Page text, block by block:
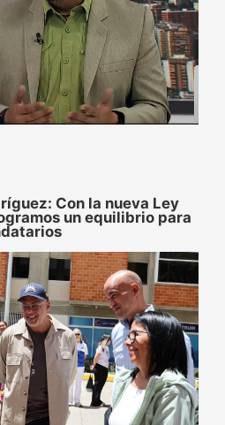
Con la nueva Ley
un equilibrio para